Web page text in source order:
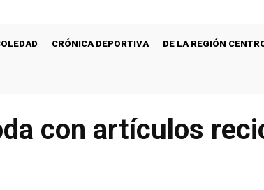
CRÓNICA DEPORTIVA DE LA REGIÓN
con artículos